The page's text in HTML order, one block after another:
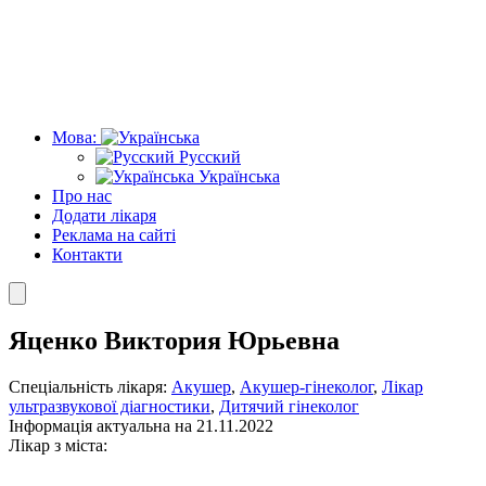
Мова:
Русский
Українська
Про нас
Додати лікаря
Реклама на сайті
Контакти
Яценко Виктория Юрьевна
Спеціальність лікаря: Акушер, Акушер-гінеколог, Лікар
ультразвукової діагностики, Дитячий гінеколог
Інформація актуальна на 21.11.2022
Лікар з міста: